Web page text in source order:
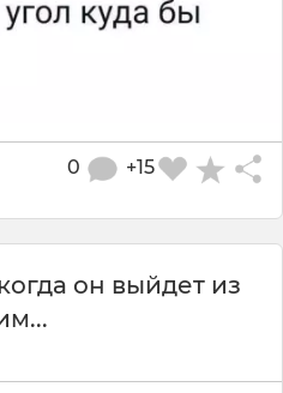
+15
0
он выйдет из